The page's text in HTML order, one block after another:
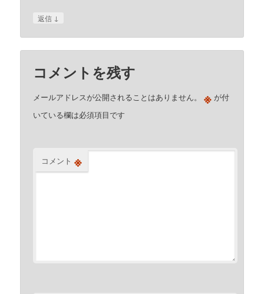
返信 ↓
コメントを残す
メールアドレスが公開されることはありません。 ※ が付
いている欄は必須項目です
コメント ※